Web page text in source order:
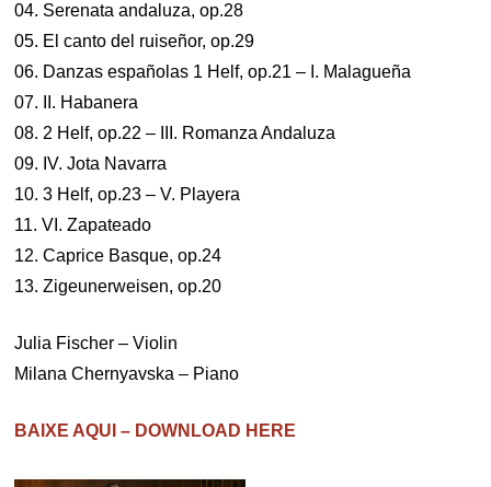
04. Serenata andaluza, op.28
05. El canto del ruiseñor, op.29
06. Danzas españolas 1 Helf, op.21 – I. Malagueña
07. II. Habanera
08. 2 Helf, op.22 – III. Romanza Andaluza
09. IV. Jota Navarra
10. 3 Helf, op.23 – V. Playera
11. VI. Zapateado
12. Caprice Basque, op.24
13. Zigeunerweisen, op.20
Julia Fischer – Violin
Milana Chernyavska – Piano
BAIXE AQUI – DOWNLOAD HERE